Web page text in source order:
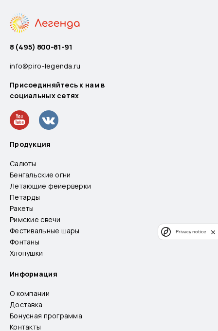
8 (495) 800-81-91
info@piro-legenda.ru
Присоединяйтесь к нам в
социальных сетях
Продукция
Салюты
Бенгальские огни
Летающие фейерверки
Петарды
Ракеты
Римские свечи
Фестивальные шары
Фонтаны
Хлопушки
Информация
О компании
Доставка
Бонусная программа
Контакты
Privacy notice